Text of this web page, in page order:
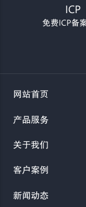
ICP
免费ICP备
网站首页
产品服务
关于我们
客户案例
新闻动态